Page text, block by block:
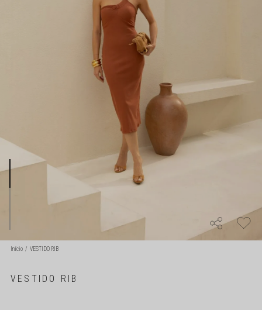
Início VESTIDO RIB
VESTIDO RIB